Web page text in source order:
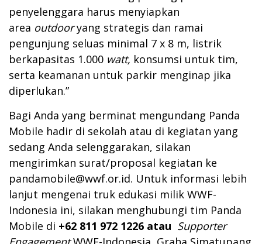
penyelenggara harus menyiapkan
area outdooryang strategis dan ramai
pengunjung seluas minimal 7 x 8 m, listrik
berkapasitas 1.000 watt, konsumsi untuk tim,
serta keamanan untuk parkir menginap jika
diperlukan.”
Bagi Anda yang berminat mengundang Panda
Mobile hadir di sekolah atau di kegiatan yang
sedang Anda selenggarakan, silakan
mengirimkan surat/proposal kegiatan ke
pandamobile@wwf.or.id. Untuk informasi lebih
lanjut mengenai truk edukasi milik WWF-
Indonesia ini, silakan menghubungi tim Panda
Mobile di +62 811 972 1226 atau Supporter